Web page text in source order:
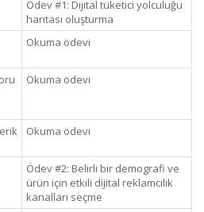
Ödev #1: Dijital tüketici yolculuğu
haritası oluşturma
Okuma ödevi
Okuma ödevi
Okuma ödevi
Ödev #2: Belirli bir demografi ve
ürün için etkili dijital reklamcılık
kanalları seçme